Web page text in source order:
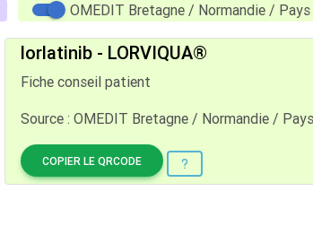
OMEDIT Bretagne / Normandie /
lorlatinib - LORVIQUA®
Fiche conseil patient
Source : OMEDIT Bretagne / Normandie /
COPIER LE QRCODE